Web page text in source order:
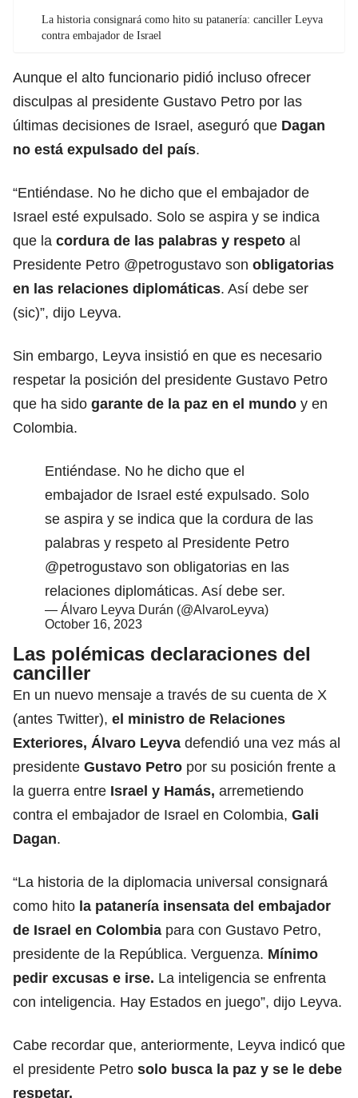
La historia consignará como hito su patanería: canciller Leyva
contra embajador de Israel
Aunque el alto funcionario pidió incluso ofrecer
disculpas al presidente Gustavo Petro por las
últimas decisiones de Israel, aseguró que Dagan
no está expulsado del país.
“Entiéndase. No he dicho que el embajador de
Israel esté expulsado. Solo se aspira y se indica
que la cordura de las palabras y respeto al
Presidente Petro @petrogustavo son obligatorias
en las relaciones diplomáticas. Así debe ser
(sic)”, dijo Leyva.
Sin embargo, Leyva insistió en que es necesario
respetar la posición del presidente Gustavo Petro
que ha sido garante de la paz en el mundo y en
Colombia.
Entiéndase. No he dicho que el
embajador de Israel esté expulsado. Solo
se aspira y se indica que la cordura de las
palabras y respeto al Presidente Petro
@petrogustavo son obligatorias en las
relaciones diplomáticas. Así debe ser.
— Álvaro Leyva Durán (@AlvaroLeyva)
October 16, 2023
Las polémicas declaraciones del
canciller
En un nuevo mensaje a través de su cuenta de X
(antes Twitter), el ministro de Relaciones
Exteriores, Álvaro Leyva defendió una vez más al
presidente Gustavo Petro por su posición frente a
la guerra entre Israel y Hamás, arremetiendo
contra el embajador de Israel en Colombia, Gali
Dagan.
“La historia de la diplomacia universal consignará
como hito la patanería insensata del embajador
de Israel en Colombia para con Gustavo Petro,
presidente de la República. Verguenza. Mínimo
pedir excusas e irse. La inteligencia se enfrenta
con inteligencia. Hay Estados en juego”, dijo Leyva.
Cabe recordar que, anteriormente, Leyva indicó que
el presidente Petro solo busca la paz y se le debe
respetar.